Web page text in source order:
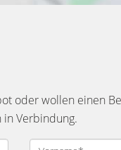
oder wollen einen
in Verbindung.